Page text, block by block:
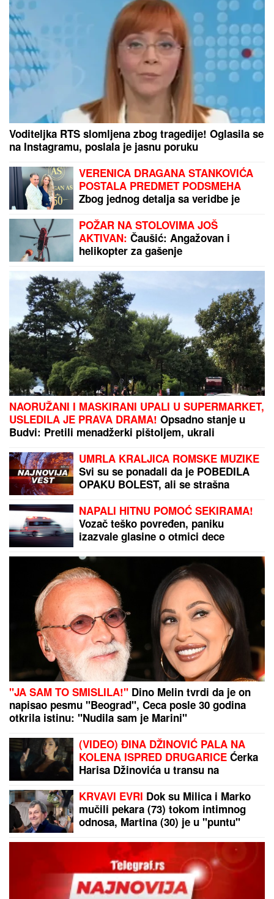
mužem provodi vreme na jahti
Voditeljka RTS slomljena zbog tragedije! Oglasila se
na Instagramu, poslala je jasnu poruku
VERENICA DRAGANA STANKOVIĆA
POSTALA PREDMET PODSMEHA
Zbog jednog detalja sa veridbe je
dinara"
POŽAR NA STOLOVIMA JOŠ
AKTIVAN: Čaušić: Angažovan i
helikopter za gašenje
NAORUŽANI I MASKIRANI UPALI U SUPERMARKET,
USLEDILA JE PRAVA DRAMA! Opsadno stanje u
Budvi: Pretili menadžerki pištoljem, ukrali
UMRLA KRALJICA ROMSKE MUZIKE
Svi su se ponadali da je POBEDILA
OPAKU BOLEST, ali se strašna
od 8 MESECI
NAPALI HITNU POMOĆ SEKIRAMA!
Vozač teško povređen, paniku
izazvale glasine o otmici dece
"JA SAM TO SMISLILA!" Dino Melin tvrdi da je on
napisao pesmu "Beograd", Ceca posle 30 godina
otkrila istinu: "Nudila sam je Marini"
(VIDEO) ĐINA DŽINOVIĆ PALA NA
KOLENA ISPRED DRUGARICE Ćerka
Harisa Džinovića u transu na
prorezima pokazala previše
KRVAVI EVRI Dok su Milica i Marko
mučili pekara (73) tokom intimnog
odnosa, Martina (30) je u "puntu"